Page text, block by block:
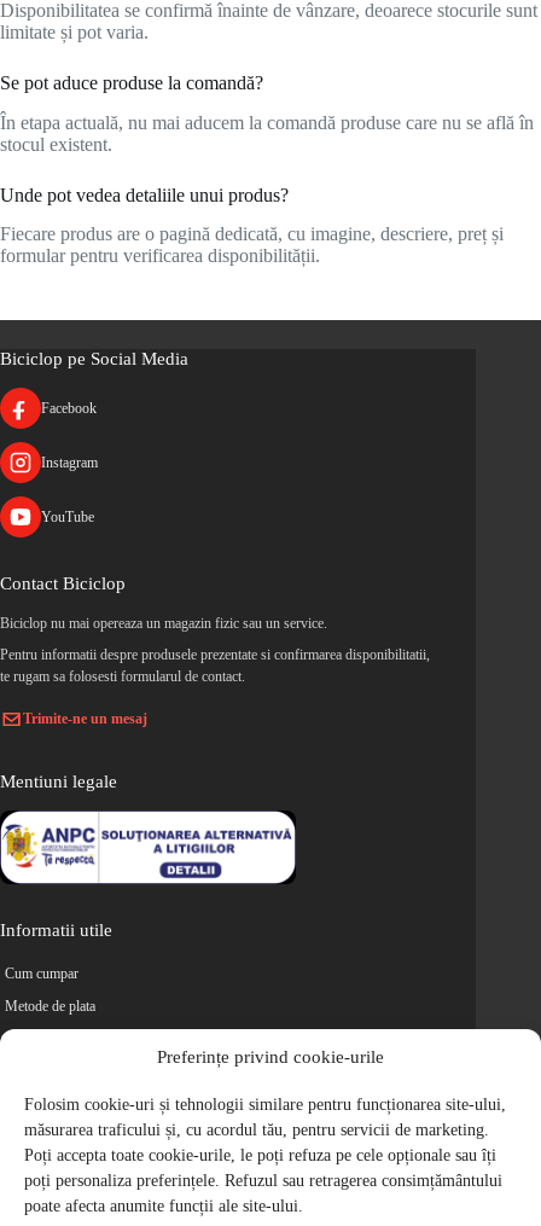
Preferințe privind cookie-urile
Folosim cookie-uri și tehnologii similare pentru funcționarea site-ului,
măsurarea traficului și, cu acordul tău, pentru servicii de marketing.
Poți accepta toate cookie-urile, le poți refuza pe cele opționale sau îți
poți personaliza preferințele. Refuzul sau retragerea consimțământului
poate afecta anumite funcții ale site-ului.
Disponibilitatea se confirmă înainte de vânzare, deoarece stocurile sunt
limitate și pot varia.
Se pot aduce produse la comandă?
În etapa actuală, nu mai aducem la comandă produse care nu se află în
stocul existent.
Unde pot vedea detaliile unui produs?
Fiecare produs are o pagină dedicată, cu imagine, descriere, preț și
formular pentru verificarea disponibilității.
Biciclop pe Social Media
Facebook
Instagram
YouTube
Contact Biciclop
Biciclop nu mai opereaza un magazin fizic sau un service.
Pentru informatii despre produsele prezentate si confirmarea disponibilitatii,
te rugam sa folosesti formularul de contact.
Trimite-ne un mesaj
Mentiuni legale
Informatii utile
Cum cumpar
Metode de plata
Retur
Cariere
Politica de Confidentialitate
Politica de cookie-uri